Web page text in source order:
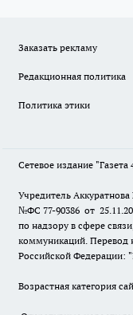
Заказать рекламу
Редакционная политика
Политика этики
Сетевое издание "Газета
Учредитель
№ФС 77-90386 от
по надзору в сфере
коммуникаций. Перевод
Российской Федерации:
Возрастная категория